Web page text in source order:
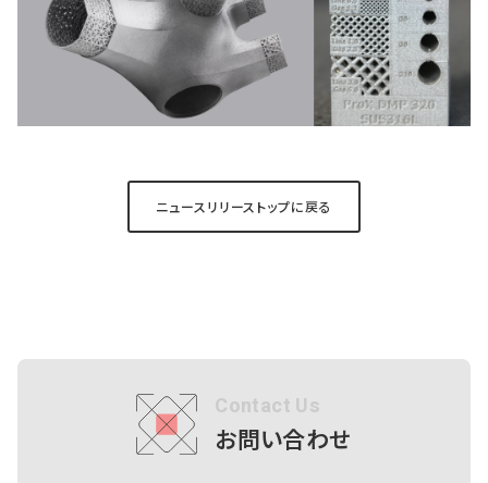
ニュースリリーストップに戻る
Contact Us
お問い合わせ